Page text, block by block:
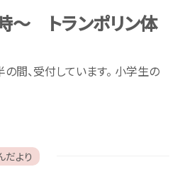
い合わせ
時～ トランポリン体
の間、受付しています。 小学生の
だより